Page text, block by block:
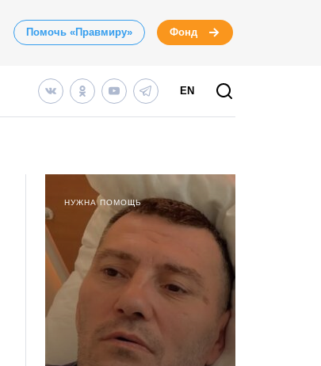
Помочь «Правмиру» Фонд
EN
НУЖНА ПОМОЩЬ